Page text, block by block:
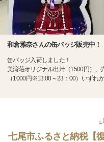
和倉雅奈さんの缶バッジ販売中！
缶バッジ入荷しました！
美湾荘オリジナル出汁（1500円）、
（1000円※13:00～23：00）いずれ
七尾市ふるさと納税【